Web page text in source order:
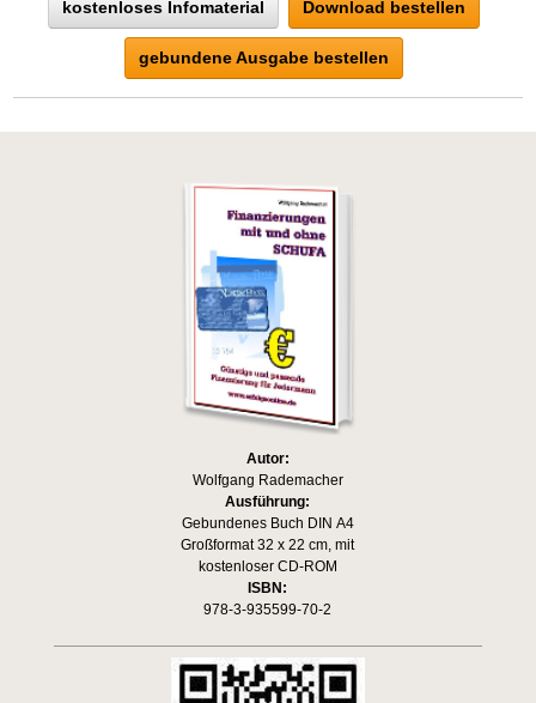
kostenloses Infomaterial Download bestellen
gebundene Ausgabe bestellen
Autor:
Wolfgang Rademacher
Ausführung:
Gebundenes Buch DIN A4
Großformat 32 x 22 cm, mit
kostenloser CD-ROM
ISBN:
978-3-935599-70-2